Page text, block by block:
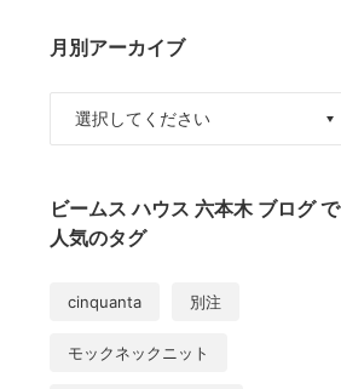
月別アーカイブ
ビームス ハウス 六本木 ブログ で
人気のタグ
cinquanta 別注
モックネックニット